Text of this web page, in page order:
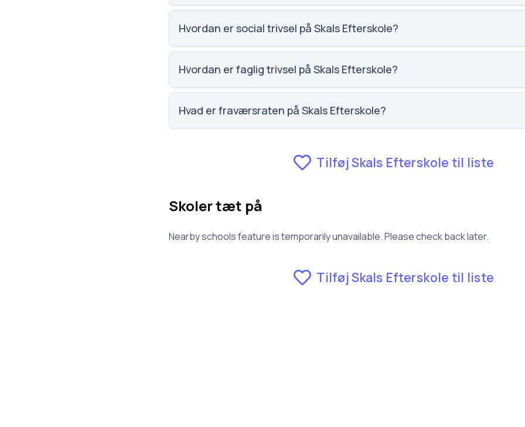
Email: mail@skals-efterskole.dk. Telefon: 8669 5011. Adresse: Kærvej 11A.
Vangkilde Terp.
Hvordan er social trivsel på Skals Efterskole?
Vi har ikke data om social trivsel for Skals Efterskole.
Hvordan er faglig trivsel på Skals Efterskole?
Vi har ikke data om faglig trivsel for Skals Efterskole.
Hvad er fraværsraten på Skals Efterskole?
Tilføj Skals Efterskole til liste
Skoler tæt på
Nearby schools feature is temporarily unavailable. Please check back later.
Tilføj Skals Efterskole til liste